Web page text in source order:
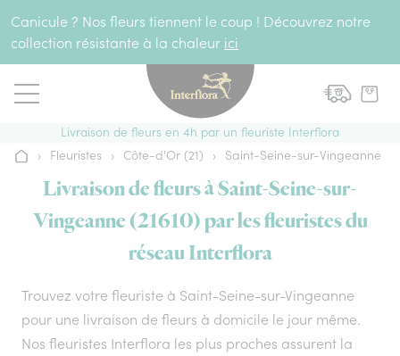
Canicule ? Nos fleurs tiennent le coup ! Découvrez notre
collection résistante à la chaleur ici
Livraison de fleurs en 4h par un fleuriste Interflora
Accueil
› Fleuristes › Côte-d'Or (21) › Saint-Seine-sur-Vingeanne
Livraison de fleurs à Saint-Seine-sur-
Vingeanne (21610) par les fleuristes du
réseau Interflora
Trouvez votre fleuriste à Saint-Seine-sur-Vingeanne
pour une livraison de fleurs à domicile le jour même.
Nos fleuristes Interflora les plus proches assurent la